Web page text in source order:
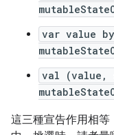
var value
val (value,
這三種宣告作用相